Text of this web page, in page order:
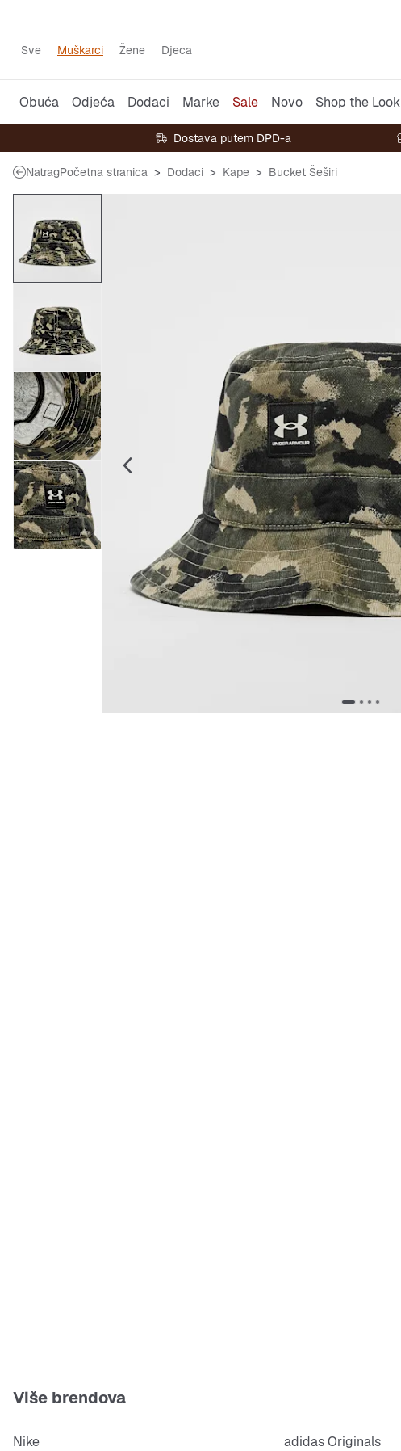
Sve Muškarci Žene Djeca
Obuća Odjeća Dodaci Marke Sale Novo Shop the Look
Dostava putem DPD-a
NatragPočetna stranica Dodaci Kape Bucket Šeširi
Više brendova
Nike adidas Originals